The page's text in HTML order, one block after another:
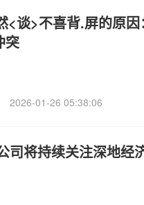
<谈>不喜背.屏的原
突
2026-01-26 05:38:06
司将持续关注深地经